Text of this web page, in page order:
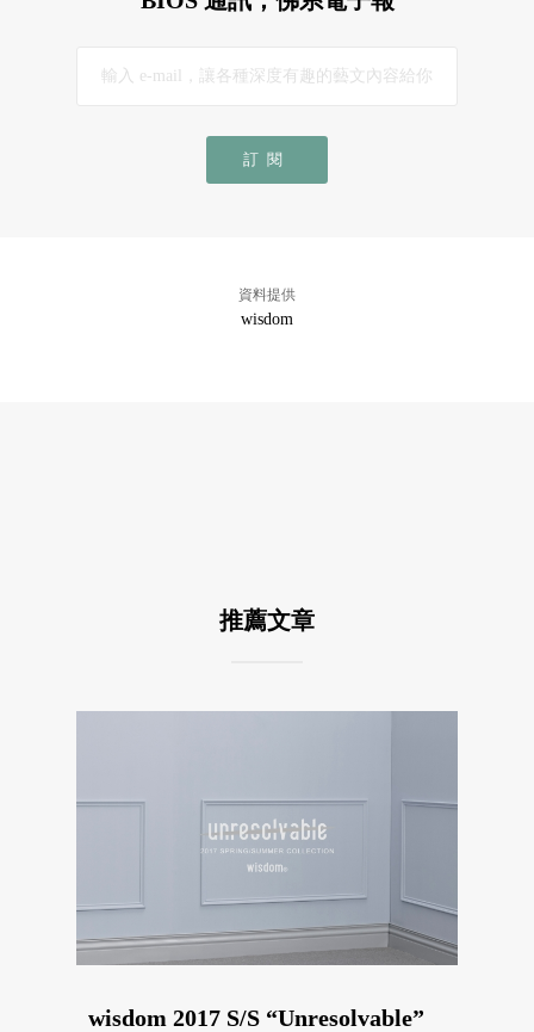
訂閱
資料提供
wisdom
推薦文章
wisdom 2017 S/S “Unresolvable”